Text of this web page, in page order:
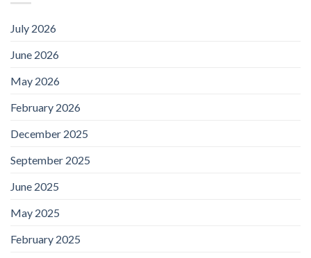
July 2026
June 2026
May 2026
February 2026
December 2025
September 2025
June 2025
May 2025
February 2025